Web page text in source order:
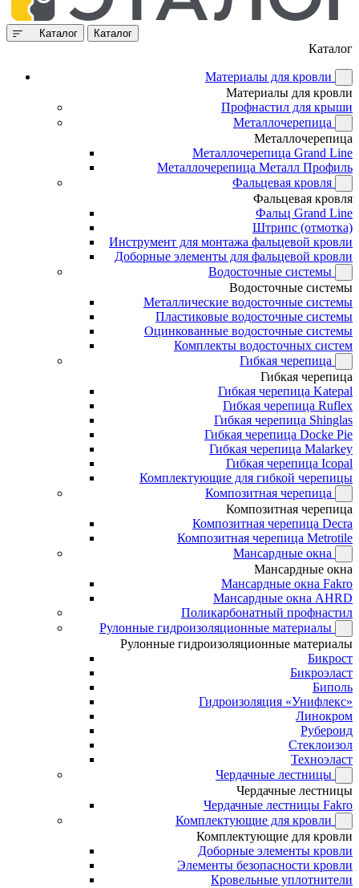
Каталог Каталог
Каталог
Материалы для кровли
Материалы для кровли
Профнастил для крыши
Металлочерепица
Металлочерепица
Металлочерепица Grand Line
Металлочерепица Металл Профиль
Фальцевая кровля
Фальцевая кровля
Фальц Grand Line
Штрипс (отмотка)
Инструмент для монтажа фальцевой кровли
Доборные элементы для фальцевой кровли
Водосточные системы
Водосточные системы
Металлические водосточные системы
Пластиковые водосточные системы
Оцинкованные водосточные системы
Комплекты водосточных систем
Гибкая черепица
Гибкая черепица
Гибкая черепица Katepal
Гибкая черепица Ruflex
Гибкая черепица Shinglas
Гибкая черепица Docke Pie
Гибкая черепица Malarkey
Гибкая черепица Icopal
Комплектующие для гибкой черепицы
Композитная черепица
Композитная черепица
Композитная черепица Decra
Композитная черепица Metrotile
Мансардные окна
Мансардные окна
Мансардные окна Fakro
Мансардные окна AHRD
Поликарбонатный профнастил
Рулонные гидроизоляционные материалы
Рулонные гидроизоляционные материалы
Бикрост
Бикроэласт
Биполь
Гидроизоляция «Унифлекс»
Линокром
Рубероид
Стеклоизол
Техноэласт
Чердачные лестницы
Чердачные лестницы
Чердачные лестницы Fakro
Комплектующие для кровли
Комплектующие для кровли
Доборные элементы кровли
Элементы безопасности кровли
Кровельные уплотнители